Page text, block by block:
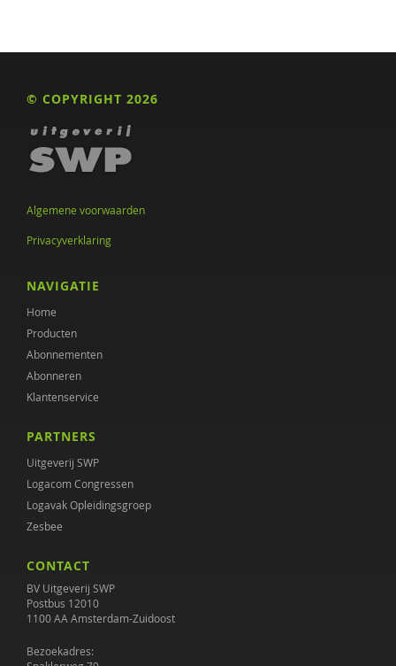
© COPYRIGHT 2026
Algemene voorwaarden
Privacyverklaring
NAVIGATIE
Home
Producten
Abonnementen
Abonneren
Klantenservice
PARTNERS
Uitgeverij SWP
Logacom Congressen
Logavak Opleidingsgroep
Zesbee
CONTACT
BV Uitgeverij SWP
Postbus 12010
1100 AA Amsterdam-Zuidoost
Bezoekadres: